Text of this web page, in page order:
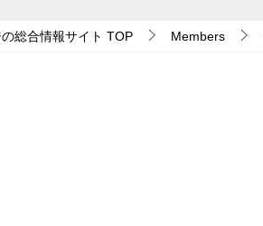
総合情報サイト TOP Members